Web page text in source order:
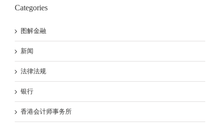
Categories
图解金融
新闻
法律法规
银行
香港会计师事务所